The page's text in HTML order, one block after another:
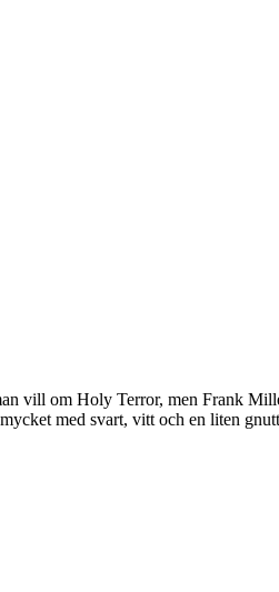
vill om Holy Terror, men Frank
med svart, vitt och en liten